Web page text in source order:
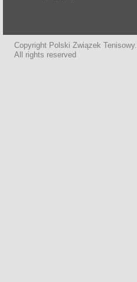
Copyright Polski Związek Tenisowy.
All rights reserved